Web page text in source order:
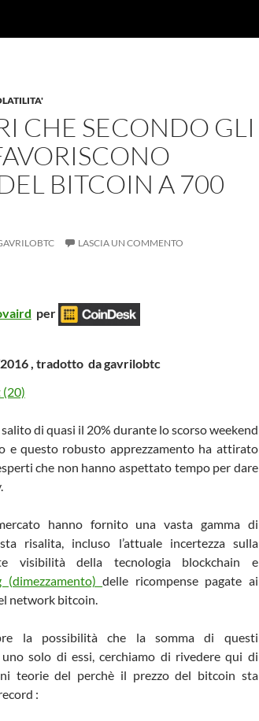
CHE SECONDO GLI
DEL BITCOIN A 700
LASCIA UN COMMENTO
per
, tradotto da gavrilobtc
di quasi il 20% durante lo scorso weekend
e questo robusto apprezzamento ha attirato
che non hanno aspettato tempo per dare
hanno fornito una vasta gamma di
risalita, incluso l’attuale incertezza sulla
visibilità della tecnologia blockchain e
(dimezzamento)delle ricompense pagate ai
network bitcoin.
la possibilità che la somma di questi
solo di essi, cerchiamo di rivedere qui di
teorie del perchè il prezzo del bitcoin sta
: